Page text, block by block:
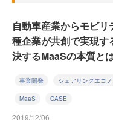
自動車産業からモビ
種企業が共創で実現す
決するMaaSの本質と
事業開発 シェアリングエコ
MaaS CASE
2019/12/06